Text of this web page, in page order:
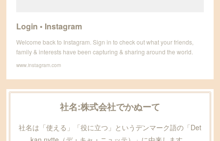
Login • Instagram
Welcome back to Instagram. Sign in to check out what your friends,
family & interests have been capturing & sharing around the world.
www.instagram.com
社名:株式会社でかぬーて
社名は「使える」「役に立つ」というデンマーク語の「Det